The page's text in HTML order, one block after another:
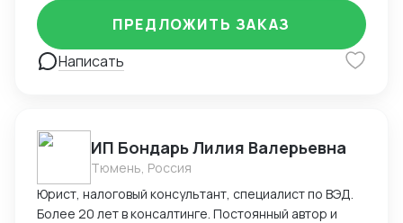
Написать
ПРЕДЛОЖИТЬ ЗАКАЗ
ИП Бондарь Лилия Валерьевна
Тюмень, Россия
Юрист, налоговый консультант, специалист по ВЭД.
Более 20 лет в консалтинге. Постоянный автор и